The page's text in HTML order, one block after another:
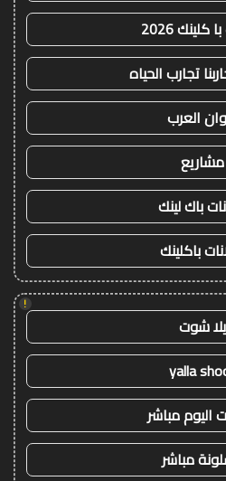
2026
تجارب الحياه
العرب
مشاريع
باك لينك
باكلينك
!
يلا شوت
yalla
اليوم مباشر
مباشر